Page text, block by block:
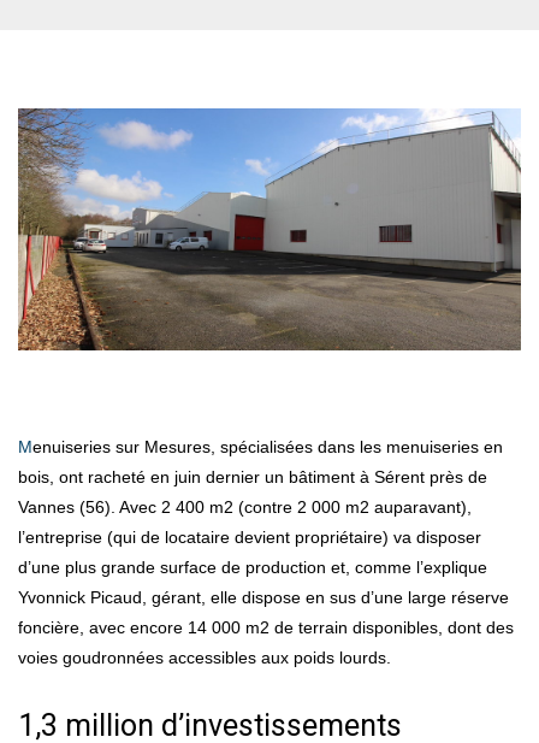
Menuiseries sur Mesures, spécialisées dans les menuiseries en
bois, ont racheté en juin dernier un bâtiment à Sérent près de
Vannes (56). Avec 2 400 m2 (contre 2 000 m2 auparavant),
l’entreprise (qui de locataire devient propriétaire) va disposer
d’une plus grande surface de production et, comme l’explique
Yvonnick Picaud, gérant, elle dispose en sus d’une large réserve
foncière, avec encore 14 000 m2 de terrain disponibles, dont des
voies goudronnées accessibles aux poids lourds.
1,3 million d’investissements